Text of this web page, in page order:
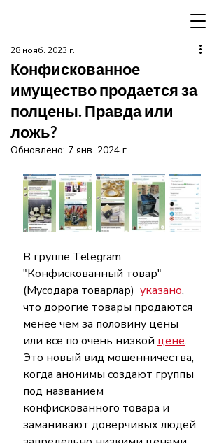
Конфискованное
имущество продается за
полцены. Правда или
ложь?
28 нояб. 2023 г.
Обновлено: 7 янв. 2024 г.
В группе Telegram
"Конфискованный товар"
(Мусодара товарлар) указано,
что дорогие товары продаются
менее чем за половину цены
или все по очень низкой цене.
Это новый вид мошенничества,
когда анонимы создают группы
под названием
конфискованного товара и
заманивают доверчивых людей